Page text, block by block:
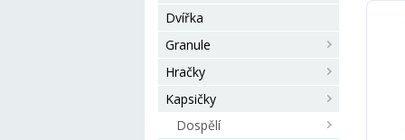
Dvířka
Granule
Hračky
Kapsičky
Dospělí